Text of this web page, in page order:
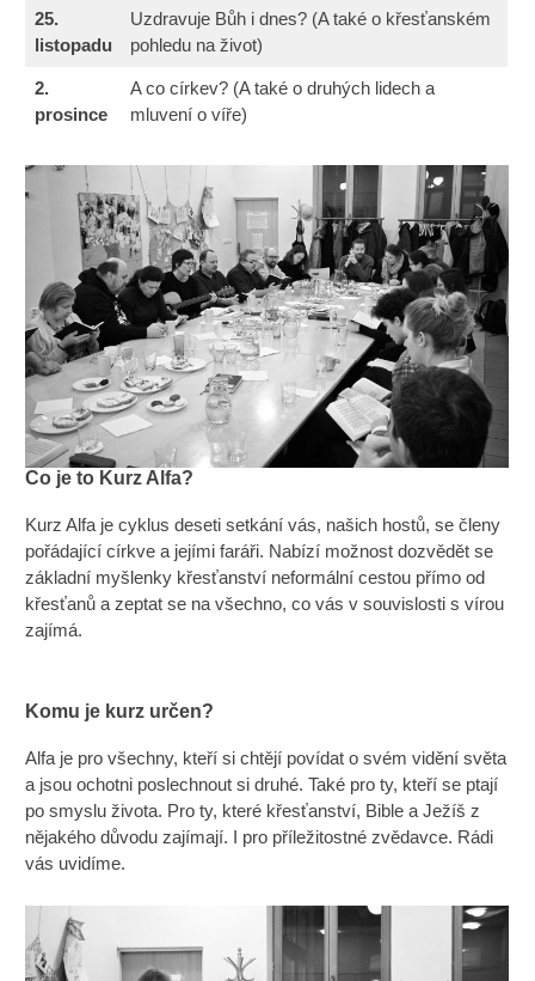
25.
listopadu
Uzdravuje Bůh i dnes? (A také o křesťanském
pohledu na život)
2.
prosince
A co církev? (A také o druhých lidech a
mluvení o víře)
Co je to Kurz Alfa?
Kurz Alfa je cyklus deseti setkání vás, našich hostů, se členy
pořádající církve a jejími faráři. Nabízí možnost dozvědět se
základní myšlenky křesťanství neformální cestou přímo od
křesťanů a zeptat se na všechno, co vás v souvislosti s vírou
zajímá.
Komu je kurz určen?
Alfa je pro všechny, kteří si chtějí povídat o svém vidění světa
a jsou ochotni poslechnout si druhé. Také pro ty, kteří se ptají
po smyslu života. Pro ty, které křesťanství, Bible a Ježíš z
nějakého důvodu zajímají. I pro příležitostné zvědavce. Rádi
vás uvidíme.